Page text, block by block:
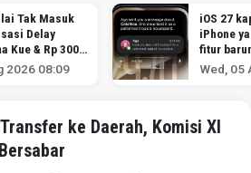
Tak Masuk
Delay
Kue & Rp 300
2026 08:09
iOS 27
iPhone
fitur
Wed, 05
ke Daerah, Komisi XI